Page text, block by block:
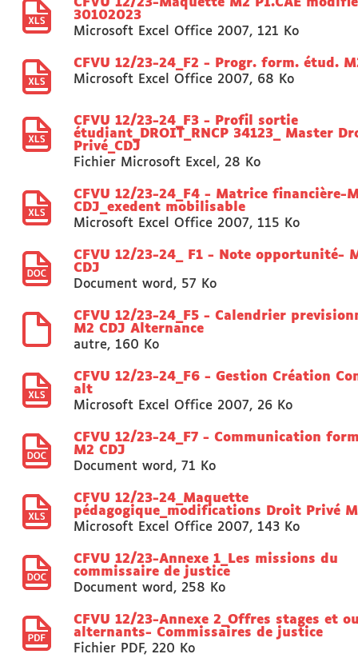
CFVU 12/23-Maquette M2 PI.CAE
30102023
Microsoft Excel Office 2007, 121 Ko
CFVU 12/23-24_F2 - Progr. form. étud.
Microsoft Excel Office 2007, 68 Ko
CFVU 12/23-24_F3 - Profil sortie
étudiant_DROIT_RNCP 34123_ Master
Privé_CDJ
Fichier Microsoft Excel , 28 Ko
CFVU 12/23-24_F4 - Matrice financière-
CDJ_exedent mobilisable
Microsoft Excel Office 2007, 115 Ko
CFVU 12/23-24_ F1 - Note opportunité-
CDJ
Document word , 57 Ko
CFVU 12/23-24_F5 - Calendrier
M2 CDJ Alternance
autre, 160 Ko
CFVU 12/23-24_F6 - Gestion Création
alt
Microsoft Excel Office 2007, 26 Ko
CFVU 12/23-24_F7 - Communication
M2 CDJ
Document word , 71 Ko
CFVU 12/23-24_Maquette
pédagogique_modifications Droit Privé
Microsoft Excel Office 2007, 143 Ko
CFVU 12/23-Annexe 1_Les missions du
commissaire de justice
Document word , 258 Ko
CFVU 12/23-Annexe 2_Offres stages et
alternants- Commissaires de justice
Fichier PDF, 220 Ko